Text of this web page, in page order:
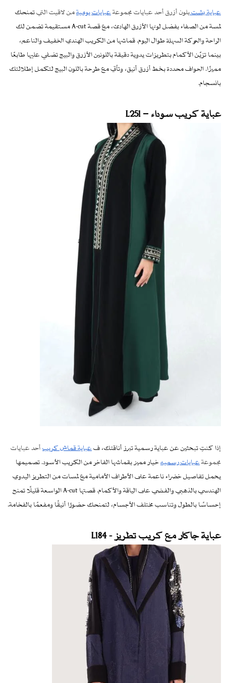
عباية بشتبلون أزرق أحد عبايات مجموعةعبايات يومية​من لاقيت التيتمنحك
لمسة من الصفاء بفضل لونها الأزرق الهادئ، مع قصة A-cut مستقيمة تضمن لك
الراحة والحركة السهلة طوال اليوم. قماشها من الكريب الهندي الخفيف والناعم،
بينما تزيّن الأكمام بتطريزات يدوية دقيقة باللونين الأزرق والبيج تضفي عليها طابعًا
مميزًا. الحواف محددة بخط أزرق أنيق، وتأتي مع طرحة باللون البيج لتكمل إطلالتك
بانسجام.
عباية كريب سوداء – L251
إذا كنتِ تبحثين عن عباية رسمية تبرز أناقتك، فعباية قماش كريبأحد عبايات
مجموعةعبايات رسميهخيار مميز بقماشها الفاخر من الكريب الأسود. تصميمها
يحمل تفاصيل خضراء ناعمة على الأطراف الأمامية مع لمسات من التطريز اليدوي
الهندسي بالذهبي والفضي على الياقة والأكمام. قصتها A-cut الواسعة قليلًا تمنح
إحساسًا بالطول وتناسب مختلف الأجسام، لتمنحك حضورًا أنيقًا ومفعمًا بالفخامة.
عباية جاكار مع كريب تطريز - L184